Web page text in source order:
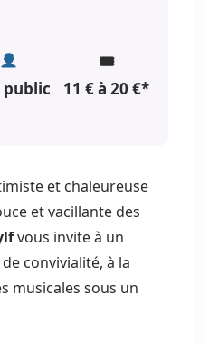
public
🎟
11 € à 20 €*
et chaleureuse
et vacillante des
vous invite à un
convivialité, à la
musicales sous un